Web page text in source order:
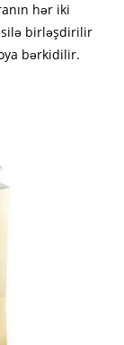
hər iki
birləşdirilir
bərkidilir.